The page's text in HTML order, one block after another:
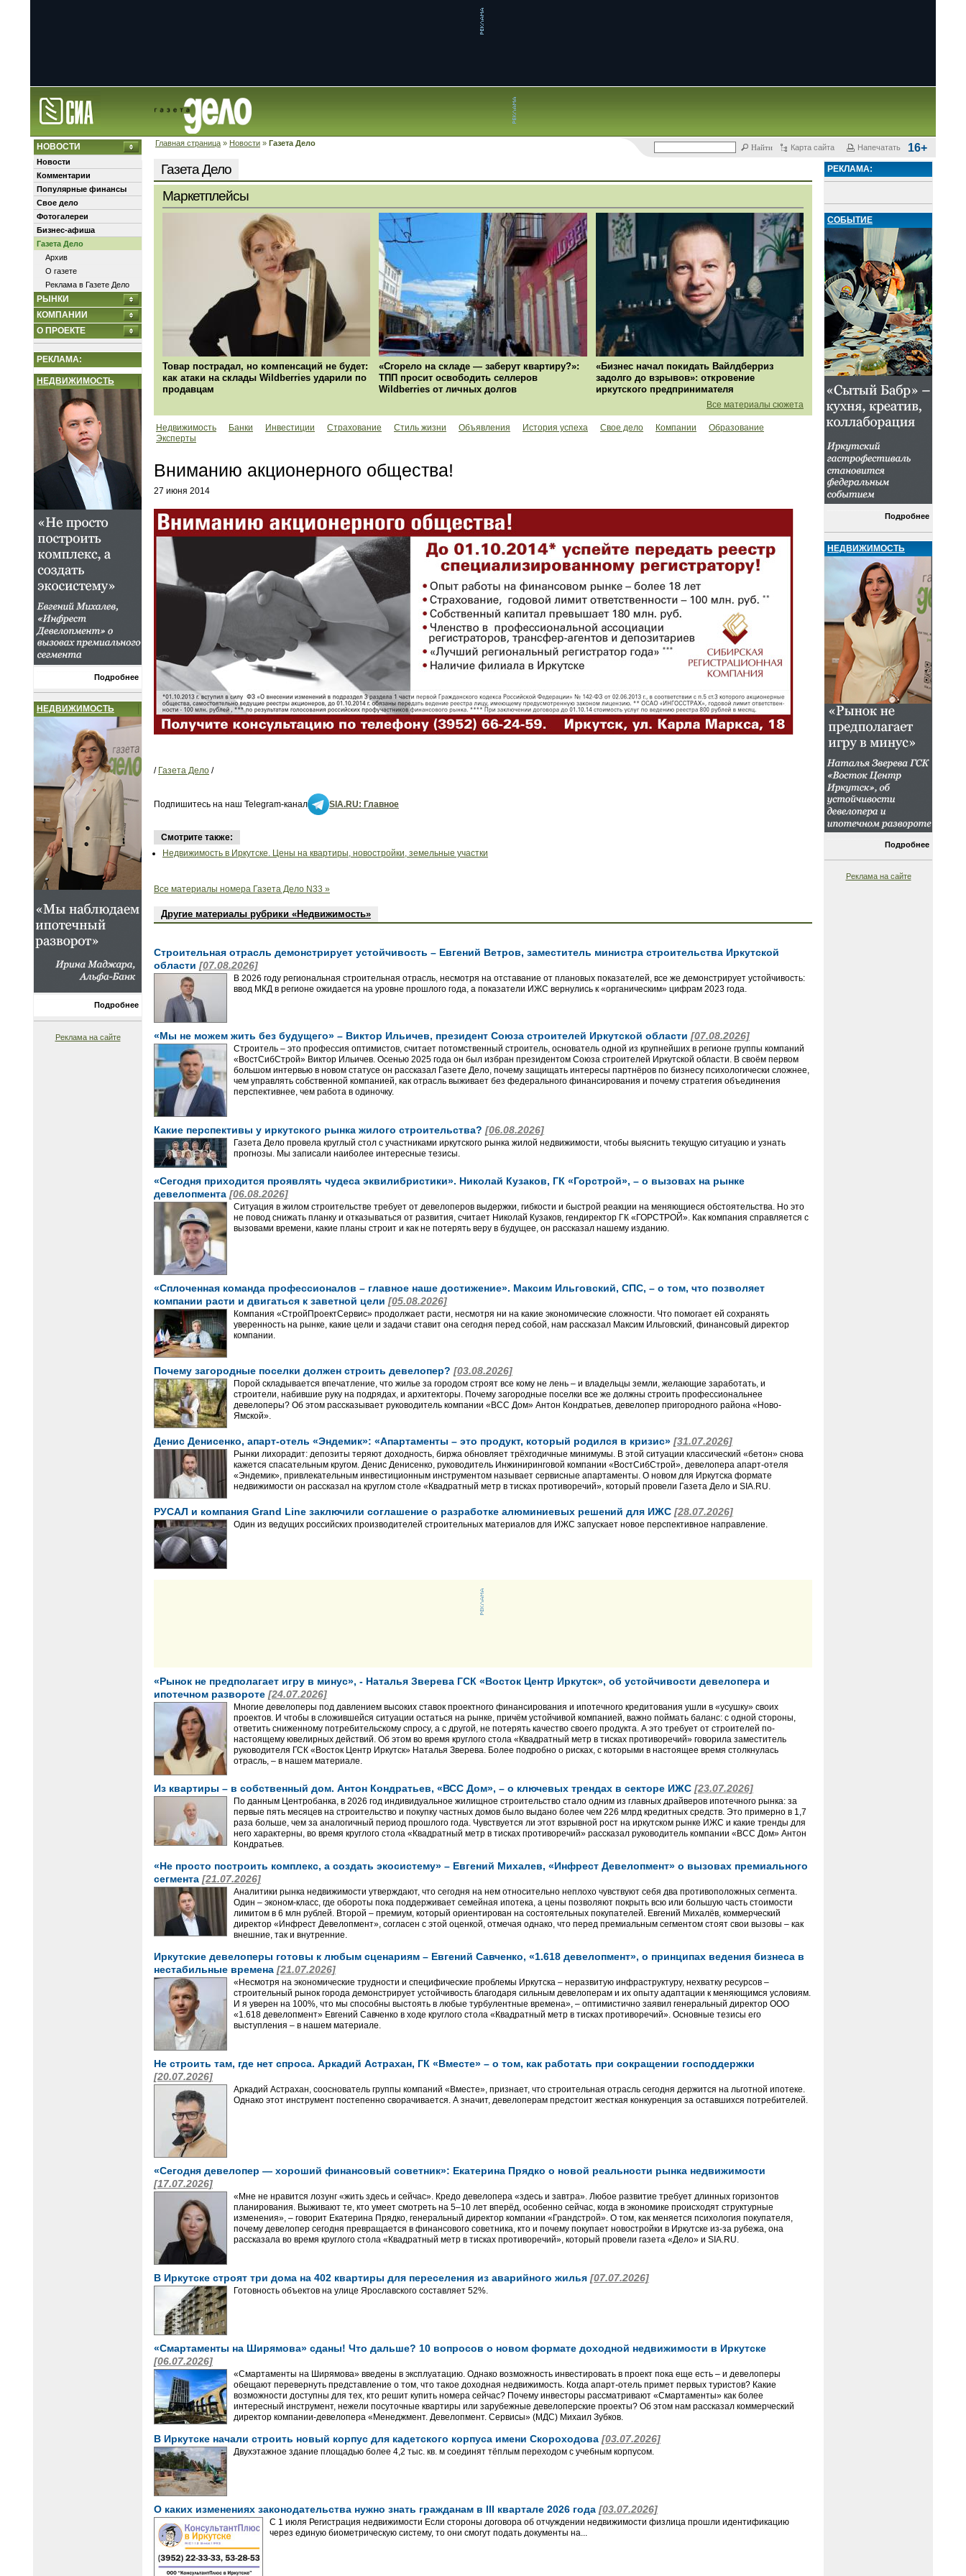
Главная страница » Новости » Газета Дело
Карта сайта Напечатать 16+
НОВОСТИ
Новости
Комментарии
Популярные финансы
Свое дело
Фотогалереи
Бизнес-афиша
Газета Дело
Архив
О газете
Реклама в Газете Дело
РЫНКИ
КОМПАНИИ
О ПРОЕКТЕ
РЕКЛАМА:
НЕДВИЖИМОСТЬ
Подробнее
НЕДВИЖИМОСТЬ
Подробнее
Реклама на сайте
Газета Дело
Маркетплейсы
Товар пострадал, но компенсаций не будет:
как атаки на склады Wildberries ударили по
продавцам
«Сгорело на складе — заберут квартиру?»:
ТПП просит освободить селлеров
Wildberries от личных долгов
«Бизнес начал покидать Вайлдберриз
задолго до взрывов»: откровение
иркутского предпринимателя
Все материалы сюжета
Недвижимость Банки Инвестиции Страхование Стиль жизни Объявления История успеха Свое дело Компании
Образование
Эксперты
Вниманию акционерного общества!
27 июня 2014
/ Газета Дело /
Подпишитесь на наш Telegram-канал SIA.RU: Главное
Смотрите также:
Недвижимость в Иркутске. Цены на квартиры, новостройки, земельные участки
Все материалы номера Газета Дело N33 »
Другие материалы рубрики «Недвижимость»
Строительная отрасль демонстрирует устойчивость – Евгений Ветров, заместитель министра строительства Иркутской
области [07.08.2026]
В 2026 году региональная строительная отрасль, несмотря на отставание от плановых показателей, все же демонстрирует устойчивость:
ввод МКД в регионе ожидается на уровне прошлого года, а показатели ИЖС вернулись к «органическим» цифрам 2023 года.
«Мы не можем жить без будущего» – Виктор Ильичев, президент Союза строителей Иркутской области [07.08.2026]
Строитель – это профессия оптимистов, считает потомственный строитель, основатель одной из крупнейших в регионе группы компаний
«ВостСибСтрой» Виктор Ильичев. Осенью 2025 года он был избран президентом Союза строителей Иркутской области. В своём первом
большом интервью в новом статусе он рассказал Газете Дело, почему защищать интересы партнёров по бизнесу психологически сложнее,
чем управлять собственной компанией, как отрасль выживает без федерального финансирования и почему стратегия объединения
перспективнее, чем работа в одиночку.
Какие перспективы у иркутского рынка жилого строительства? [06.08.2026]
Газета Дело провела круглый стол с участниками иркутского рынка жилой недвижимости, чтобы выяснить текущую ситуацию и узнать
прогнозы. Мы записали наиболее интересные тезисы.
«Сегодня приходится проявлять чудеса эквилибристики». Николай Кузаков, ГК «Горстрой», – о вызовах на рынке
девелопмента [06.08.2026]
Ситуация в жилом строительстве требует от девелоперов выдержки, гибкости и быстрой реакции на меняющиеся обстоятельства. Но это
не повод снижать планку и отказываться от развития, считает Николай Кузаков, гендиректор ГК «ГОРСТРОЙ». Как компания справляется с
вызовами времени, какие планы строит и как не потерять веру в будущее, он рассказал нашему изданию.
«Сплоченная команда профессионалов – главное наше достижение». Максим Ильговский, СПС, – о том, что позволяет
компании расти и двигаться к заветной цели [05.08.2026]
Компания «СтройПроектСервис» продолжает расти, несмотря ни на какие экономические сложности. Что помогает ей сохранять
уверенность на рынке, какие цели и задачи ставит она сегодня перед собой, нам рассказал Максим Ильговский, финансовый директор
компании.
Почему загородные поселки должен строить девелопер? [03.08.2026]
Порой складывается впечатление, что жилье за городом строят все кому не лень – и владельцы земли, желающие заработать, и
строители, набившие руку на подрядах, и архитекторы. Почему загородные поселки все же должны строить профессиональнее
девелоперы? Об этом рассказывает руководитель компании «ВСС Дом» Антон Кондратьев, девелопер пригородного района «Ново-
Ямской».
Денис Денисенко, апарт-отель «Эндемик»: «Апартаменты – это продукт, который родился в кризис» [31.07.2026]
Рынки лихорадит: депозиты теряют доходность, биржа обновляет трёхгодичные минимумы. В этой ситуации классический «бетон» снова
кажется спасательным кругом. Денис Денисенко, руководитель Инжиниринговой компании «ВостСибСтрой», девелопера апарт-отеля
«Эндемик», привлекательным инвестиционным инструментом называет сервисные апартаменты. О новом для Иркутска формате
недвижимости он рассказал на круглом столе «Квадратный метр в тисках противоречий», который провели Газета Дело и SIA.RU.
РУСАЛ и компания Grand Line заключили соглашение о разработке алюминиевых решений для ИЖС [28.07.2026]
Один из ведущих российских производителей строительных материалов для ИЖС запускает новое перспективное направление.
«Рынок не предполагает игру в минус», - Наталья Зверева ГСК «Восток Центр Иркутск», об устойчивости девелопера и
ипотечном развороте [24.07.2026]
Многие девелоперы под давлением высоких ставок проектного финансирования и ипотечного кредитования ушли в «усушку» своих
проектов. И чтобы в сложившейся ситуации остаться на рынке, причём устойчивой компанией, важно поймать баланс: с одной стороны,
ответить сниженному потребительскому спросу, а с другой, не потерять качество своего продукта. А это требует от строителей по-
настоящему ювелирных действий. Об этом во время круглого стола «Квадратный метр в тисках противоречий» говорила заместитель
руководителя ГСК «Восток Центр Иркутск» Наталья Зверева. Более подробно о рисках, с которыми в настоящее время столкнулась
отрасль, – в нашем материале.
Из квартиры – в собственный дом. Антон Кондратьев, «ВСС Дом», – о ключевых трендах в секторе ИЖС [23.07.2026]
По данным Центробанка, в 2026 год индивидуальное жилищное строительство стало одним из главных драйверов ипотечного рынка: за
первые пять месяцев на строительство и покупку частных домов было выдано более чем 226 млрд кредитных средств. Это примерно в 1,7
раза больше, чем за аналогичный период прошлого года. Чувствуется ли этот взрывной рост на иркутском рынке ИЖС и какие тренды для
него характерны, во время круглого стола «Квадратный метр в тисках противоречий» рассказал руководитель компании «ВСС Дом» Антон
Кондратьев.
«Не просто построить комплекс, а создать экосистему» – Евгений Михалев, «Инфрест Девелопмент» о вызовах премиального
сегмента [21.07.2026]
Аналитики рынка недвижимости утверждают, что сегодня на нем относительно неплохо чувствуют себя два противоположных сегмента.
Один – эконом-класс, где обороты пока поддерживает семейная ипотека, а цены позволяют покрыть всю или большую часть стоимости
лимитом в 6 млн рублей. Второй – премиум, который ориентирован на состоятельных покупателей. Евгений Михалёв, коммерческий
директор «Инфрест Девелопмент», согласен с этой оценкой, отмечая однако, что перед премиальным сегментом стоят свои вызовы – как
внешние, так и внутренние.
Иркутские девелоперы готовы к любым сценариям – Евгений Савченко, «1.618 девелопмент», о принципах ведения бизнеса в
нестабильные времена [21.07.2026]
«Несмотря на экономические трудности и специфические проблемы Иркутска – неразвитую инфраструктуру, нехватку ресурсов –
строительный рынок города демонстрирует устойчивость благодаря сильным девелоперам и их опыту адаптации к меняющимся условиям.
И я уверен на 100%, что мы способны выстоять в любые турбулентные времена», – оптимистично заявил генеральный директор ООО
«1.618 девелопмент» Евгений Савченко в ходе круглого стола «Квадратный метр в тисках противоречий». Основные тезисы его
выступления – в нашем материале.
Не строить там, где нет спроса. Аркадий Астрахан, ГК «Вместе» – о том, как работать при сокращении господдержки
[20.07.2026]
Аркадий Астрахан, сооснователь группы компаний «Вместе», признает, что строительная отрасль сегодня держится на льготной ипотеке.
Однако этот инструмент постепенно сворачивается. А значит, девелоперам предстоит жесткая конкуренция за оставшихся потребителей.
«Сегодня девелопер — хороший финансовый советник»: Екатерина Прядко о новой реальности рынка недвижимости
[17.07.2026]
«Мне не нравится лозунг «жить здесь и сейчас». Кредо девелопера «здесь и завтра». Любое развитие требует длинных горизонтов
планирования. Выживают те, кто умеет смотреть на 5–10 лет вперёд, особенно сейчас, когда в экономике происходят структурные
изменения», – говорит Екатерина Прядко, генеральный директор компании «Грандстрой». О том, как меняется психология покупателя,
почему девелопер сегодня превращается в финансового советника, кто и почему покупает новостройки в Иркутске из-за рубежа, она
рассказала во время круглого стола «Квадратный метр в тисках противоречий», который провели газета «Дело» и SIA.RU.
В Иркутске строят три дома на 402 квартиры для переселения из аварийного жилья [07.07.2026]
Готовность объектов на улице Ярославского составляет 52%.
«Смартаменты на Ширямова» сданы! Что дальше? 10 вопросов о новом формате доходной недвижимости в Иркутске
[06.07.2026]
«Смартаменты на Ширямова» введены в эксплуатацию. Однако возможность инвестировать в проект пока еще есть – и девелоперы
обещают перевернуть представление о том, что такое доходная недвижимость. Когда апарт-отель примет первых туристов? Какие
возможности доступны для тех, кто решит купить номера сейчас? Почему инвесторы рассматривают «Смартаменты» как более
интересный инструмент, нежели посуточные квартиры или зарубежные девелоперские проекты? Об этом нам рассказал коммерческий
директор компании-девелопера «Менеджмент. Девелопмент. Сервисы» (МДС) Михаил Зубков.
В Иркутске начали строить новый корпус для кадетского корпуса имени Скороходова [03.07.2026]
Двухэтажное здание площадью более 4,2 тыс. кв. м соединят тёплым переходом с учебным корпусом.
О каких изменениях законодательства нужно знать гражданам в III квартале 2026 года [03.07.2026]
С 1 июля Регистрация недвижимости Если стороны договора об отчуждении недвижимости физлица прошли идентификацию
через единую биометрическую систему, то они смогут подать документы на...
РЕКЛАМА:
СОБЫТИЕ
Подробнее
НЕДВИЖИМОСТЬ
Подробнее
Реклама на сайте